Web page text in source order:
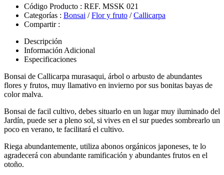
Código Producto : REF. MSSK 021
Categorías : Bonsai /Flor y fruto /Callicarpa
Compartir :
Descripción
Información Adicional
Especificaciones
Bonsai de Callicarpa murasaqui, árbol o arbusto de abundantes
flores y frutos, muy llamativo en invierno por sus bonitas bayas de
color malva.
Bonsai de facil cultivo, debes situarlo en un lugar muy iluminado del
Jardín, puede ser a pleno sol, si vives en el sur puedes sombrearlo un
poco en verano, te facilitará el cultivo.
Riega abundantemente, utiliza abonos orgánicos japoneses, te lo
agradecerá con abundante ramificación y abundantes frutos en el
otoño.